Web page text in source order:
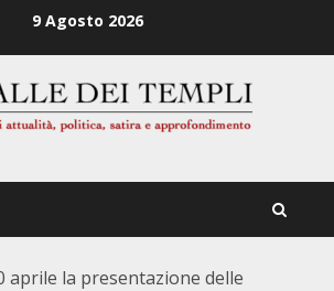
9 Agosto 2026
aprile la presentazione delle